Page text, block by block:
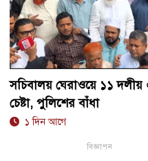
সচিবালয় ঘেরাওয়ে ১১ দলীয়
চেষ্টা, পুলিশের বাঁধা
১ দিন আগে
বিজ্ঞাপন